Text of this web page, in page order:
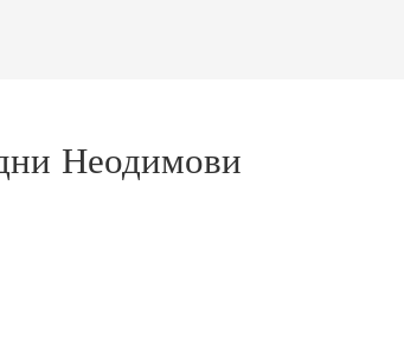
Неодимови